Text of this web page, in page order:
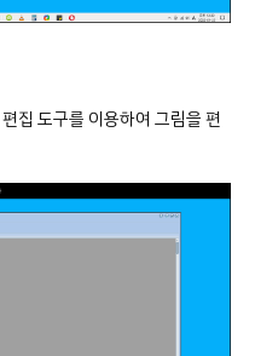
집 도구를 이용하여 그림을 편